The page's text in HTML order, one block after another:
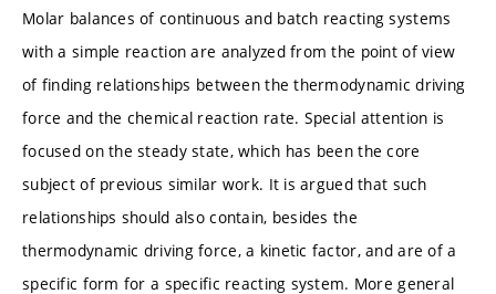
Molar balances of continuous and batch reacting systems
with a simple reaction are analyzed from the point of view
of finding relationships between the thermodynamic driving
force and the chemical reaction rate. Special attention is
focused on the steady state, which has been the core
subject of previous similar work. It is argued that such
relationships should also contain, besides the
thermodynamic driving force, a kinetic factor, and are of a
specific form for a specific reacting system. More general